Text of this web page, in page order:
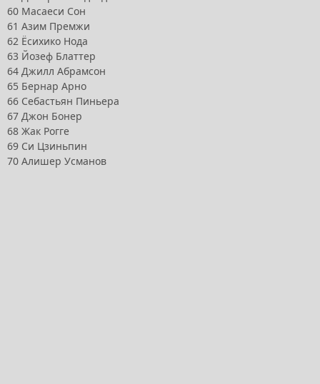
60 Масаеси Сон
61 Азим Премжи
62 Ёсихико Нода
63 Йозеф Блаттер
64 Джилл Абрамсон
65 Бернар Арно
66 Себастьян Пиньера
67 Джон Бонер
68 Жак Рогге
69 Си Цзиньпин
70 Алишер Усманов